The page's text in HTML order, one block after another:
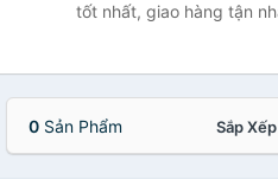
tốt nhất, giao hàng tận
0 Sản Phẩm Sắp